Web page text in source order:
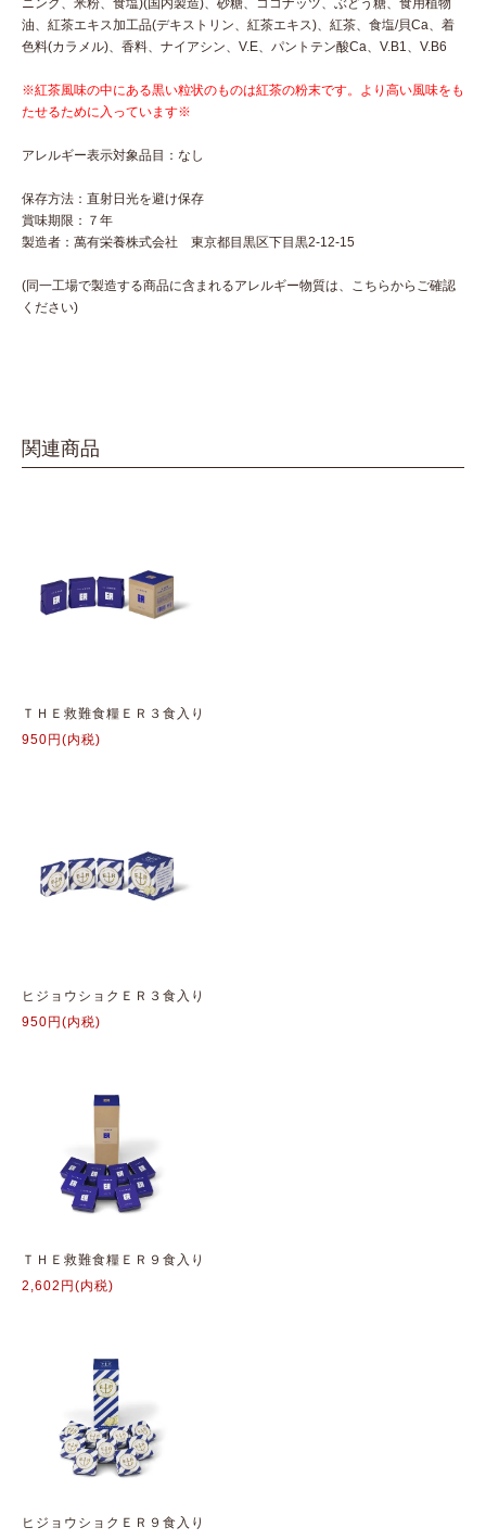
ニング、米粉、食塩)(国内製造)、砂糖、ココナッツ、ぶどう糖、食用植物
油、紅茶エキス加工品(デキストリン、紅茶エキス)、紅茶、食塩/貝Ca、着
色料(カラメル)、香料、ナイアシン、V.E、パントテン酸Ca、V.B1、V.B6
※紅茶風味の中にある黒い粒状のものは紅茶の粉末です。より高い風味をも
たせるために入っています※
アレルギー表示対象品目：なし
保存方法：直射日光を避け保存
賞味期限：７年
製造者：萬有栄養株式会社 東京都目黒区下目黒2-12-15
(同一工場で製造する商品に含まれるアレルギー物質は、こちらからご確認
ください)
関連商品
ＴＨＥ救難食糧ＥＲ３食入り
950円(内税)
ヒジョウショクＥＲ３食入り
950円(内税)
ＴＨＥ救難食糧ＥＲ９食入り
2,602円(内税)
ヒジョウショクＥＲ９食入り